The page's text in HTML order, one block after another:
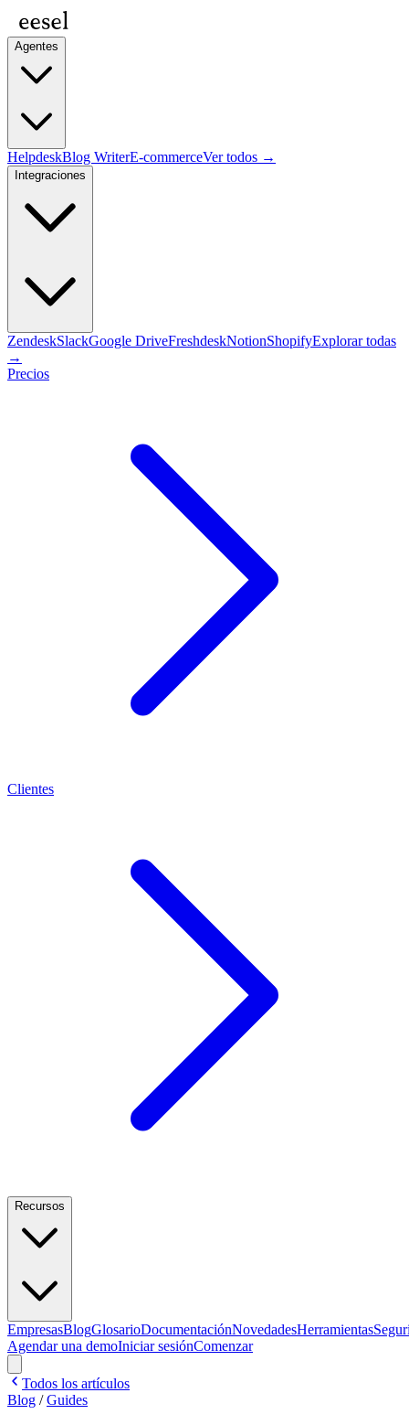
Agentes
HelpdeskBlog WriterE-commerceVer todos →
Integraciones
ZendeskSlackGoogle DriveFreshdeskNotionShopifyExplorar todas
→
Precios
Clientes
Recursos
EmpresasBlogGlosarioDocumentaciónNovedadesHerramientas
Agendar una demoIniciar sesiónComenzar
Todos los artículos
Blog /Guides